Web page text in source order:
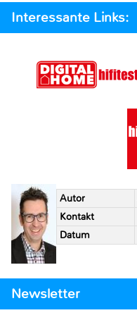
Interessante Links:
Autor
Kontakt
Datum
Newsletter